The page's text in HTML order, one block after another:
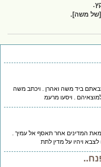
משה].
ביד משה ואהרן . ויכתב משה
. ויסעו מרעמ
המדינים אחר תאסף אל עמיך .
ויהיו על מדין לתת